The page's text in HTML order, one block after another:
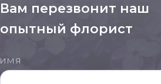
Вам перезвонит наш
опытный флорист
ИМЯ